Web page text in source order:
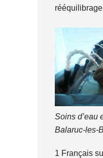
Soins d’eau
Balaruc-les-
1 Français